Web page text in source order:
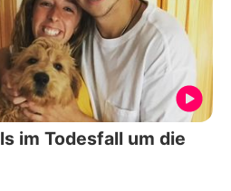
im Todesfall um die